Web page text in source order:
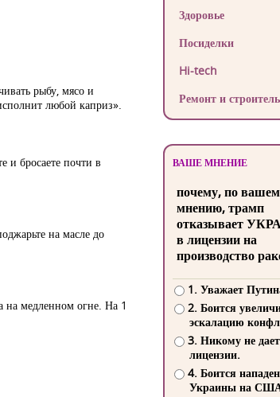
рыбу, мясо и
любой каприз».
и бросаете почти в
на масле до
на медленном огне. На 1
Здоровье
Посиделки
Hi-tech
Ремонт и
ВАШЕ МНЕНИЕ
почему, по
мнению, трамп
отказывает
в лицензии на
производство
1. Уважает
2. Боится
эскалацию
3. Никому не
лицензии.
4. Боится
Украины на